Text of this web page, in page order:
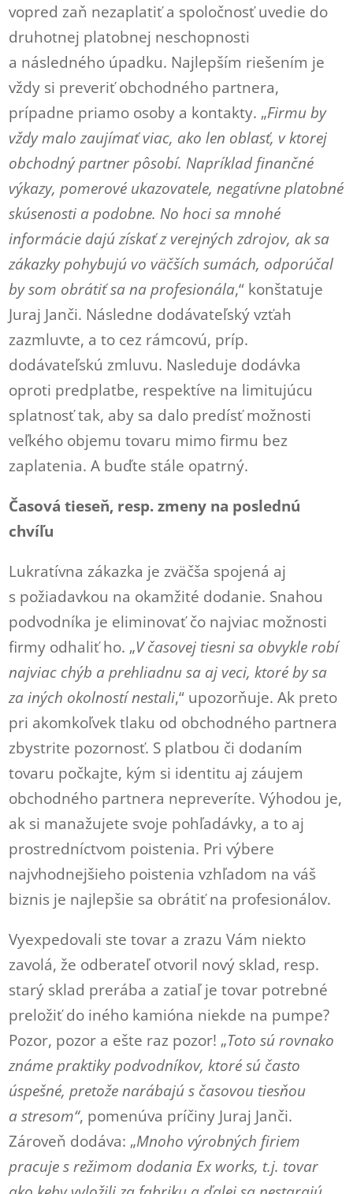
vopred zaň nezaplatiť a spoločnosť uvedie do
druhotnej platobnej neschopnosti
a následného úpadku. Najlepším riešením je
vždy si preveriť obchodného partnera,
prípadne priamo osoby a kontakty. „Firmu by
vždy malo zaujímať viac, ako len oblasť, v ktorej
obchodný partner pôsobí. Napríklad finančné
výkazy, pomerové ukazovatele, negatívne platobné
skúsenosti a podobne. No hoci sa mnohé
informácie dajú získať z verejných zdrojov, ak sa
zákazky pohybujú vo väčších sumách, odporúčal
by som obrátiť sa na profesionála,“ konštatuje
Juraj Janči. Následne dodávateľský vzťah
zazmluvte, a to cez rámcovú, príp.
dodávateľskú zmluvu. Nasleduje dodávka
oproti predplatbe, respektíve na limitujúcu
splatnosť tak, aby sa dalo predísť možnosti
veľkého objemu tovaru mimo firmu bez
zaplatenia. A buďte stále opatrný.
Časová tieseň, resp. zmeny na poslednú
chvíľu
Lukratívna zákazka je zväčša spojená aj
s požiadavkou na okamžité dodanie. Snahou
podvodníka je eliminovať čo najviac možnosti
firmy odhaliť ho. „V časovej tiesni sa obvykle robí
najviac chýb a prehliadnu sa aj veci, ktoré by sa
za iných okolností nestali,“ upozorňuje. Ak preto
pri akomkoľvek tlaku od obchodného partnera
zbystrite pozornosť. S platbou či dodaním
tovaru počkajte, kým si identitu aj záujem
obchodného partnera nepreveríte. Výhodou je,
ak si manažujete svoje pohľadávky, a to aj
prostredníctvom poistenia. Pri výbere
najvhodnejšieho poistenia vzhľadom na váš
biznis je najlepšie sa obrátiť na profesionálov.
Vyexpedovali ste tovar a zrazu Vám niekto
zavolá, že odberateľ otvoril nový sklad, resp.
starý sklad prerába a zatiaľ je tovar potrebné
preložiť do iného kamióna niekde na pumpe?
Pozor, pozor a ešte raz pozor! „Toto sú rovnako
známe praktiky podvodníkov, ktoré sú často
úspešné, pretože narábajú s časovou tiesňou
a stresom“, pomenúva príčiny Juraj Janči.
Zároveň dodáva: „Mnoho výrobných firiem
pracuje s režimom dodania Ex works, t.j. tovar